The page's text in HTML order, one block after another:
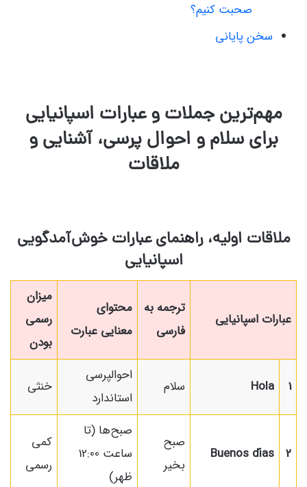
صحبت کنیم؟
سخن پایانی
مهم‌ترین جملات و عبارات اسپانیایی
برای سلام و احوال پرسی، آشنایی و
ملاقات
ملاقات اولیه، راهنمای عبارات خوش‌آمدگویی
اسپانیایی
عبارات اسپانیایی
ترجمه به
فارسی
محتوای
معنایی عبارت
میزان
رسمی
بودن
1
Hola سلام
احوالپرسی
استاندارد
خنثی
2
Buenos días
صبح
بخیر
صبح‌ها (تا
ساعت 12:00
ظهر)
کمی
رسمی